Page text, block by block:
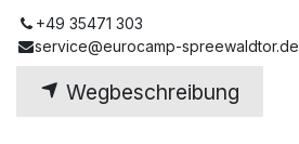
+49 35471 303
service@eurocamp-spreewaldtor.de
Wegbeschreibung